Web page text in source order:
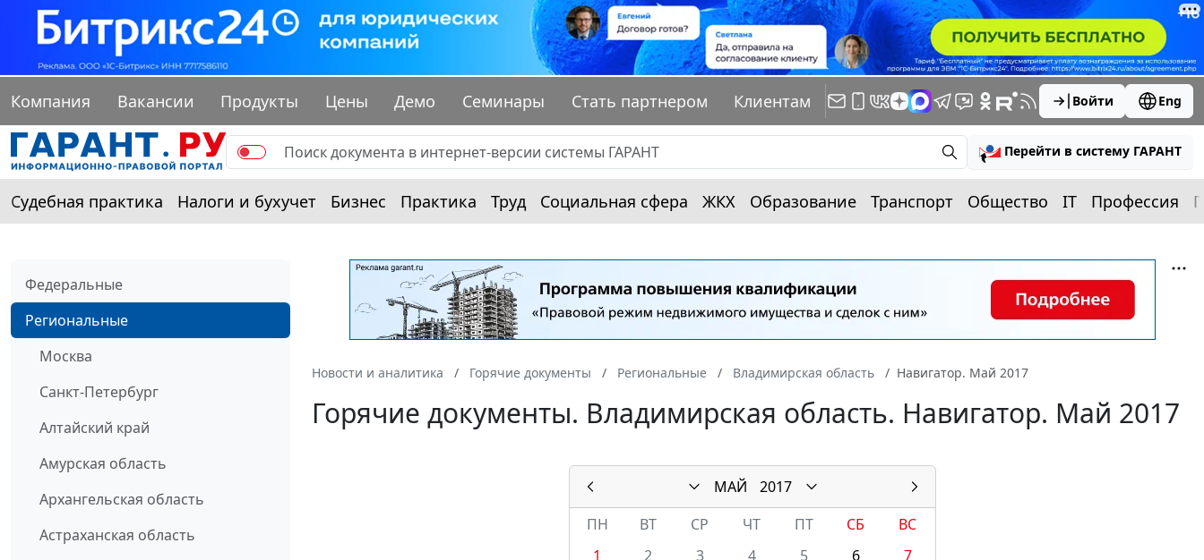
Компания Вакансии Продукты Цены Демо Семинары Стать партнером Клиентам Войти Eng
Перейти в систему ГАРАНТ
Судебная практика Налоги и бухучет Бизнес Практика Труд Социальная сфера ЖКХ Образование Транспорт Общество IT Профессия
Федеральные
Региональные
Москва
Санкт-Петербург
Алтайский край
Амурская область
Архангельская область
Астраханская область
Новости и аналитика Горячие документы Региональные Владимирская область Навигатор. Май 2017
Горячие документы. Владимирская область. Навигатор. Май 2017
МАЙ
2017
ПН
ВТ СР ЧТ ПТ СБ
ВС
1
2 3 4 5 6
7